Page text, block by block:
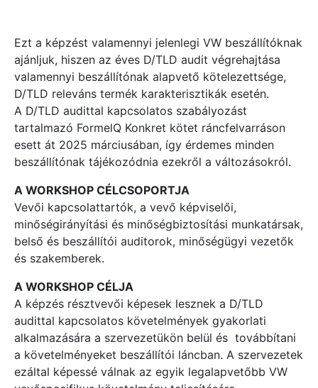
Ezt a képzést valamennyi jelenlegi VW beszállítóknak
ajánljuk, hiszen az éves D/TLD audit végrehajtása
valamennyi beszállítónak alapvető kötelezettsége,
D/TLD releváns termék karakterisztikák esetén.
A D/TLD audittal kapcsolatos szabályozást
tartalmazó FormelQ Konkret kötet ráncfelvarráson
esett át 2025 márciusában, így érdemes minden
beszállítónak tájékozódnia ezekről a változásokról.
A WORKSHOP CÉLCSOPORTJA
Vevői kapcsolattartók, a vevő képviselői,
minőségirányítási és minőségbiztosítási munkatársak,
belső és beszállítói auditorok, minőségügyi vezetők
és szakemberek.
A WORKSHOP CÉLJA
A képzés résztvevői képesek lesznek a D/TLD
audittal kapcsolatos követelmények gyakorlati
alkalmazására a szervezetükön belül és továbbítani
a követelményeket beszállítói láncban. A szervezetek
ezáltal képessé válnak az egyik legalapvetőbb VW